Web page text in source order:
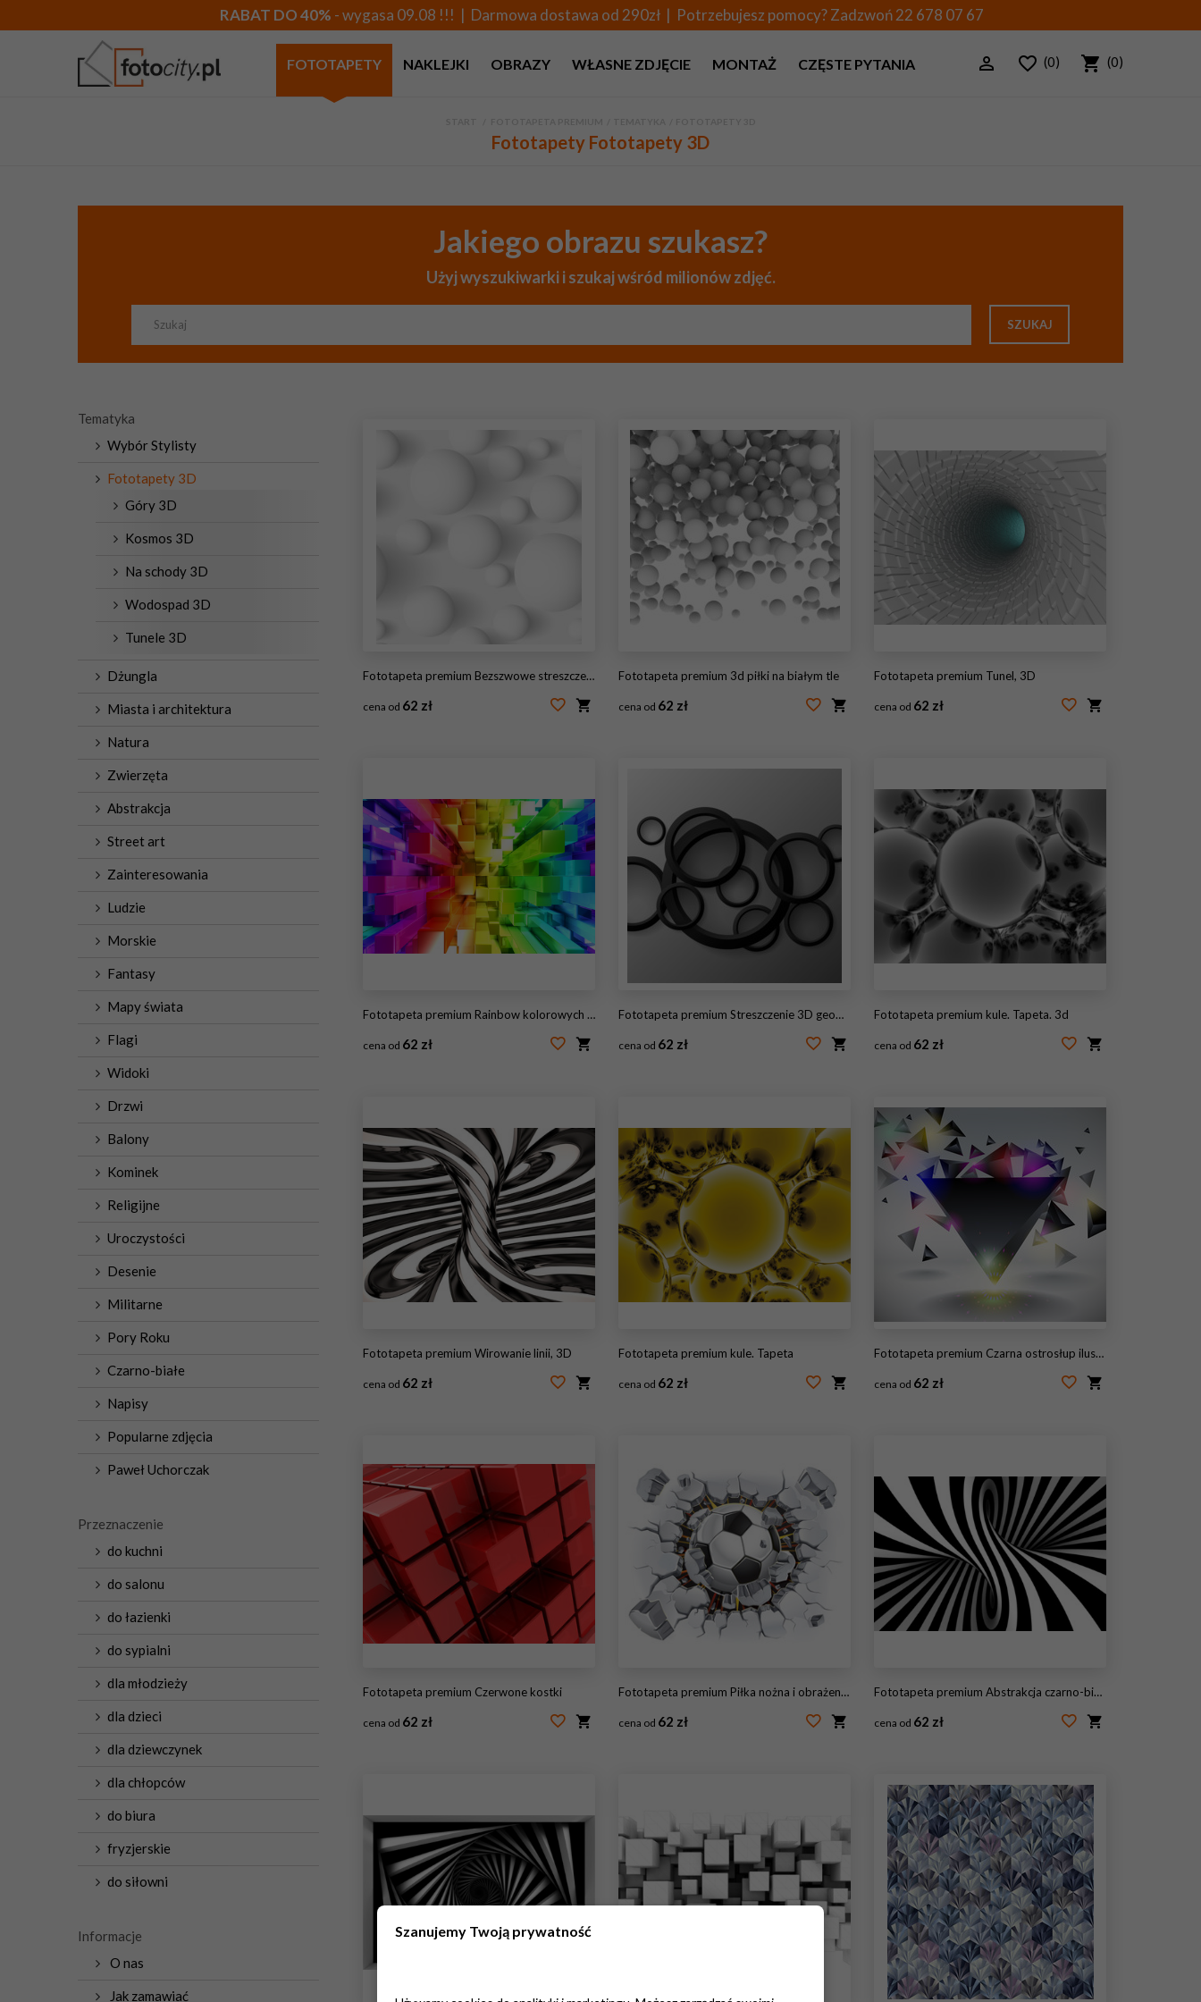
RABAT DO 40% - wygasa 09.08 !!! | Darmowa dostawa od 290zł | Potrzebujesz pomocy? Zadzwoń22 678 07 67
FOTOTAPETY NAKLEJKI OBRAZY WŁASNE ZDJĘCIE MONTAŻ CZĘSTE PYTANIA (0) (0)
Fototapety Fototapety 3D
Jakiego obrazu szukasz?
Użyj wyszukiwarki i szukaj wśród milionów zdjęć.
SZUKAJ
Tematyka
Wybór Stylisty
Fototapety 3D
Góry 3D
Kosmos 3D
Na schody 3D
Wodospad 3D
Tunele 3D
Dżungla
Miasta i architektura
Natura
Zwierzęta
Abstrakcja
Street art
Zainteresowania
Ludzie
Morskie
Fantasy
Mapy świata
Flagi
Widoki
Drzwi
Balony
Kominek
Religijne
Uroczystości
Desenie
Militarne
Pory Roku
Czarno-białe
Napisy
Popularne zdjęcia
Paweł Uchorczak
Przeznaczenie
do kuchni
do salonu
do łazienki
do sypialni
dla młodzieży
dla dzieci
dla dziewczynek
dla chłopców
do biura
fryzjerskie
do siłowni
Informacje
O nas
Jak zamawiać
Fototapeta premium Bezszwowe streszczenie 3d białe tło kuliste
cena od 62 zł
Fototapeta premium 3d piłki na białym tle
cena od 62 zł
Fototapeta premium Tunel, 3D
cena od 62 zł
Fototapeta premium Rainbow kolorowych bloków
cena od 62 zł
Fototapeta premium Streszczenie 3D geometryczny wzór, tło wektor ilustracja
cena od 62 zł
Fototapeta premium kule. Tapeta. 3d
cena od 62 zł
Fototapeta premium Wirowanie linii, 3D
cena od 62 zł
Fototapeta premium kule. Tapeta
cena od 62 zł
Fototapeta premium Czarna ostrosłup ilustracja 3D.
cena od 62 zł
Fototapeta premium Czerwone kostki
cena od 62 zł
Fototapeta premium Piłka nożna i obrażenia na ścianie starego tynku. Ilustracji wektorowych
cena od 62 zł
Fototapeta premium Abstrakcja czarno-biała
cena od 62 zł
Szanujemy Twoją prywatność